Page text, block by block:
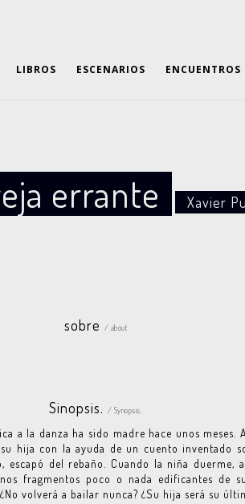
LIBROS ESCENARIOS ENCUENTROS
errante Xavier
sobre / about
Sinopsis. / Synopsis.
a la danza ha sido madre hace unos meses.
hija con la ayuda de un cuento inventado
escapó del rebaño. Cuando la niña duerme,
fragmentos poco o nada edificantes de
volverá a bailar nunca? ¿Su hija será su